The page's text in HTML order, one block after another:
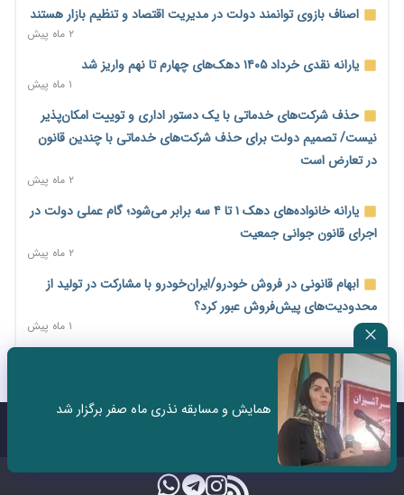
کاهش می‌یابد
۲ روز پیش
اختیارات جدید گمرکات برای تمدید ورود موقت کالا و خودرو تا
پایان شهریور ابلاغ شد
۲ روز پیش
فهرست کالاهای فولادی و فلزات مشمول بازگشت ۱۰۰ درصد ارز
صادراتی ابلاغ شد
۲ روز پیش
مرحله سیزدهم کالابرگ در سایه تورم؛ قدرت خرید یارانه یک‌میلیونی
بیش از پیش آب رفت
۲ روز پیش
۱۴ مرداد؛ اولین «روز ملی کارفرما» در تقویم رسمی ایران/«روز ملی
کارفرما» چگونه به تقویم رسمی کشور رسید؟
سکه در یک قدمی ۱۸۵ میلیون تومان
تشکل‌ها در مسیر ارتقای تاب‌آوری اعضا برنامه‌ریزی کنند
اصناف بازوی توانمند دولت در مدیریت اقتصاد و تنظیم بازار هستند
۲ ماه پیش
یارانه نقدی خرداد ۱۴۰۵ دهک‌های چهارم تا نهم واریز شد
۱ ماه پیش
حذف شرکت‌های خدماتی با یک دستور اداری و توییت امکان‌پذیر
نیست/ تصمیم دولت برای حذف شرکت‌های خدماتی با چندین قانون
در تعارض است
۲ ماه پیش
یارانه خانواده‌های دهک ۱ تا ۴ سه برابر می‌شود؛ گام عملی دولت در
اجرای قانون جوانی جمعیت
۲ ماه پیش
ابهام قانونی در فروش خودرو/ایران‌خودرو با مشارکت در تولید از
محدودیت‌های پیش‌فروش عبور کرد؟
۱ ماه پیش
ثبت نادرست عنوان شغلی، کارگر و کارفرما را با جریمه و شکایت
روبه‌رو می‌کند
سه نماد جدید اخزا در فرابورس پذیرش شد
همایش و مسابقه نذری ماه صفر برگزار شد